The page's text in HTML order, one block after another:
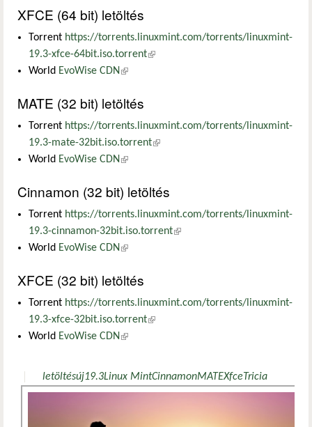
XFCE (64 bit) letöltés
Torrent https://torrents.linuxmint.com/torrents/linuxmint-
19.3-xfce-64bit.iso.torrent(külső hivatkozás)
World EvoWise CDN (külső hivatkozás)
MATE (32 bit) letöltés
Torrent https://torrents.linuxmint.com/torrents/linuxmint-
19.3-mate-32bit.iso.torrent(külső hivatkozás)
World EvoWise CDN (külső hivatkozás)
Cinnamon (32 bit) letöltés
Torrent https://torrents.linuxmint.com/torrents/linuxmint-
19.3-cinnamon-32bit.iso.torrent(külső hivatkozás)
World EvoWise CDN (külső hivatkozás)
XFCE (32 bit) letöltés
Torrent https://torrents.linuxmint.com/torrents/linuxmint-
19.3-xfce-32bit.iso.torrent(külső hivatkozás)
World EvoWise CDN (külső hivatkozás)
letöltésúj19.3Linux MintCinnamonMATEXfceTricia